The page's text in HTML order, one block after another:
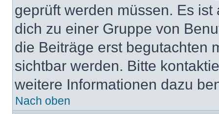
geprüft werden müssen. Es
dich zu einer Gruppe von
die Beiträge erst begutachten
sichtbar werden. Bitte
weitere Informationen dazu
Nach oben